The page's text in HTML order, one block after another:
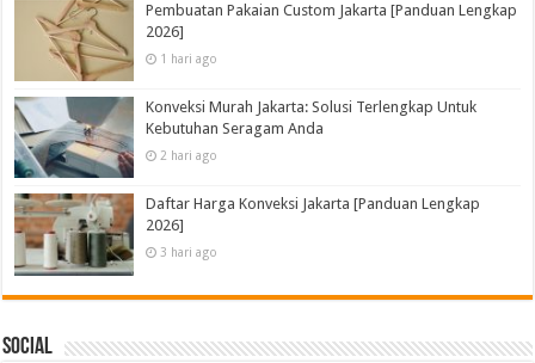
Pembuatan Pakaian Custom Jakarta [Panduan Lengkap
2026]
1 hari ago
Konveksi Murah Jakarta: Solusi Terlengkap Untuk
Kebutuhan Seragam Anda
2 hari ago
Daftar Harga Konveksi Jakarta [Panduan Lengkap
2026]
3 hari ago
Social